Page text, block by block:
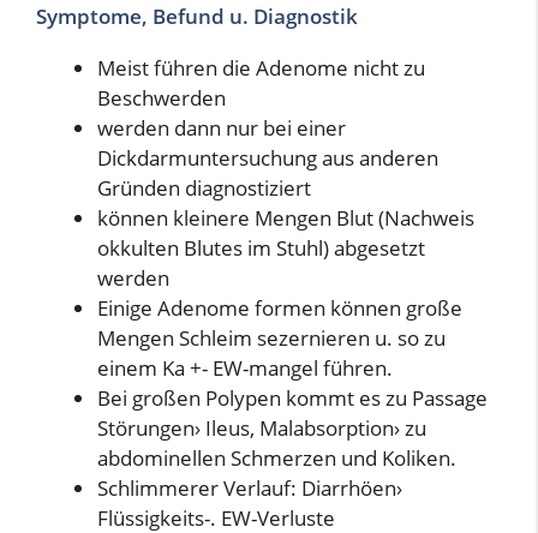
Symptome, Befund u. Diagnostik
Meist führen die Adenome nicht zu
Beschwerden
werden dann nur bei einer
Dickdarmuntersuchung aus anderen
Gründen diagnostiziert
können kleinere Mengen Blut (Nachweis
okkulten Blutes im Stuhl) abgesetzt
werden
Einige Adenome formen können große
Mengen Schleim sezernieren u. so zu
einem Ka +- EW-mangel führen.
Bei großen Polypen kommt es zu Passage
Störungen› Ileus, Malabsorption› zu
abdominellen Schmerzen und Koliken.
Schlimmerer Verlauf: Diarrhöen›
Flüssigkeits-. EW-Verluste